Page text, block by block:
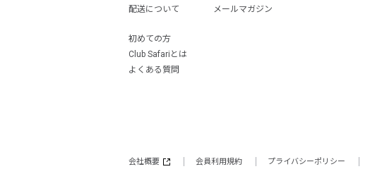
配送について
メールマガジン
初めての方
Club Safariとは
よくある質問
会社概要 会員利用規約 プライバシーポリシー